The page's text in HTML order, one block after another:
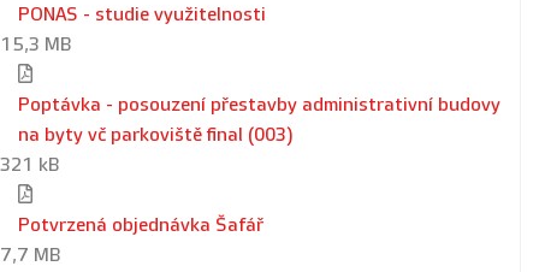
PONAS - studie využitelnosti
15,3 MB
Poptávka - posouzení přestavby administrativní budovy
na byty vč parkoviště final (003)
321 kB
Potvrzená objednávka Šafář
7,7 MB